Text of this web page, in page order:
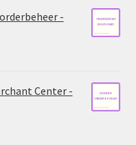
-
Center -